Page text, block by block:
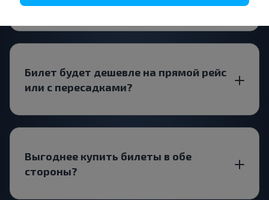
Билет будет дешевле на прямой рейс
или с пересадками?
Выгоднее купить билеты в обе
стороны?